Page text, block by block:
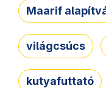
Maarif
világcsúcs
kutyafuttató